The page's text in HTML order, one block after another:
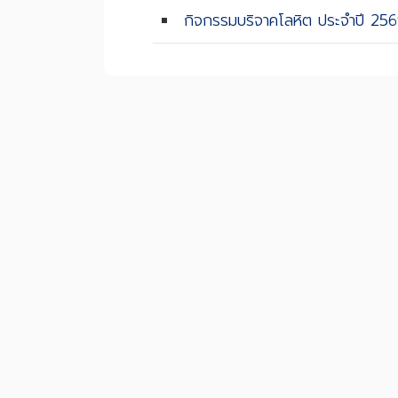
กิจกรรมบริจาคโลหิต ประจำปี